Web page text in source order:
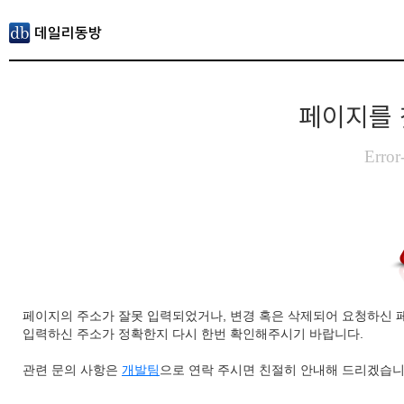
페이지를
페이지의 주소가 잘못 입력되었거나, 변경 혹은 삭제되어 요청하신
입력하신 주소가 정확한지 다시 한번 확인해주시기 바랍니다.
관련 문의 사항은 개발팀 으로 연락 주시면 친절히 안내해 드리겠습